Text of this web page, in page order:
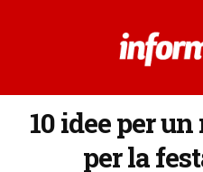
10 idee per
per la